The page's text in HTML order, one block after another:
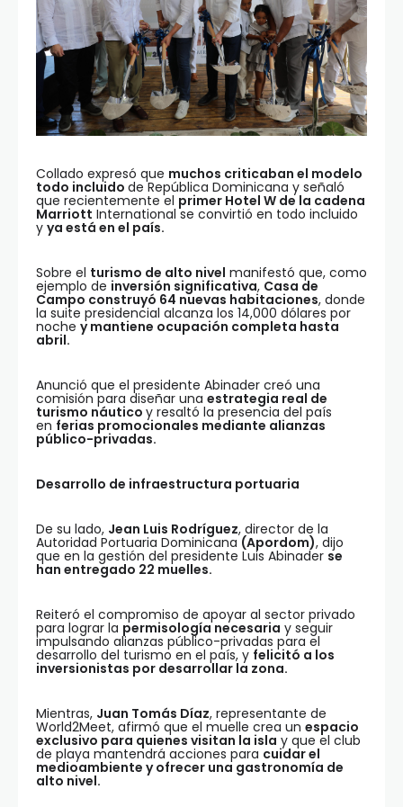
Collado expresó que muchos criticaban el modelo
todo incluido de República Dominicana y señaló
que recientemente el primer Hotel W de la cadena
Marriott International se convirtió en todo incluido
y ya está en el país.
Sobre el turismo de alto nivel manifestó que, como
ejemplo de inversión significativa, Casa de
Campo construyó 64 nuevas habitaciones, donde
la suite presidencial alcanza los 14,000 dólares por
noche y mantiene ocupación completa hasta
abril.
Anunció que el presidente Abinader creó una
comisión para diseñar una estrategia real de
turismo náutico y resaltó la presencia del país
en ferias promocionales mediante alianzas
público-privadas.
Desarrollo de infraestructura portuaria
De su lado, Jean Luis Rodríguez, director de la
Autoridad Portuaria Dominicana (Apordom), dijo
que en la gestión del presidente Luis Abinader se
han entregado 22 muelles.
Reiteró el compromiso de apoyar al sector privado
para lograr la permisología necesaria y seguir
impulsando alianzas público-privadas para el
desarrollo del turismo en el país, y felicitó a los
inversionistas por desarrollar la zona.
Mientras, Juan Tomás Díaz, representante de
World2Meet, afirmó que el muelle crea un espacio
exclusivo para quienes visitan la isla y que el club
de playa mantendrá acciones para cuidar el
medioambiente y ofrecer una gastronomía de
alto nivel.